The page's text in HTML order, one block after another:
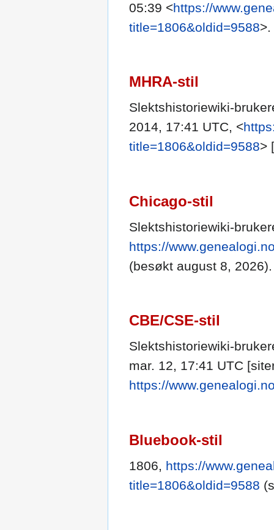
05:39 <https://
title=1806&oldid=9588>.
MHRA-stil
Slektshistoriewiki-
2014, 17:41 UTC, <
title=1806&oldid=9588>
Chicago-stil
Slektshistoriewiki-
https://
(besøkt august 8, 2026).
CBE/CSE-stil
Slektshistoriewiki-
mar. 12, 17:41 UTC
https://
Bluebook-stil
1806, https://
title=1806&oldid=9588